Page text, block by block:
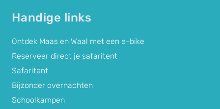
Handige links
Ontdek Maas en Waal met een e-bike
Reserveer direct je safaritent
Safaritent
Bijzonder overnachten
Schoolkampen